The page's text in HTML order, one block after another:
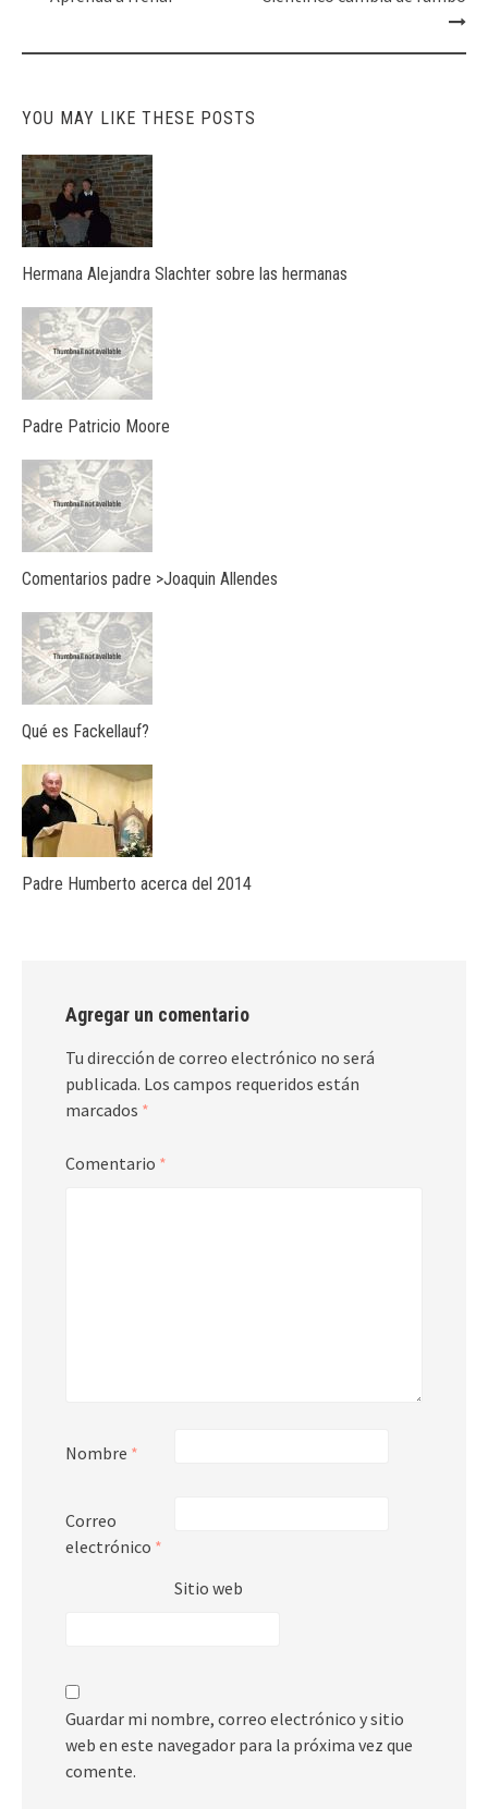
YOU MAY LIKE THESE POSTS
Hermana Alejandra Slachter sobre las hermanas
Padre Patricio Moore
Comentarios padre >Joaquin Allendes
Qué es Fackellauf?
Padre Humberto acerca del 2014
Agregar un comentario
Tu dirección de correo electrónico no será
publicada. Los campos requeridos están
marcados *
Comentario *
Nombre *
Correo
electrónico *
Sitio web
Guardar mi nombre, correo electrónico y sitio
web en este navegador para la próxima vez que
comente.